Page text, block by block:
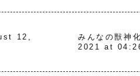
12,
みんなの獣神
2021 at